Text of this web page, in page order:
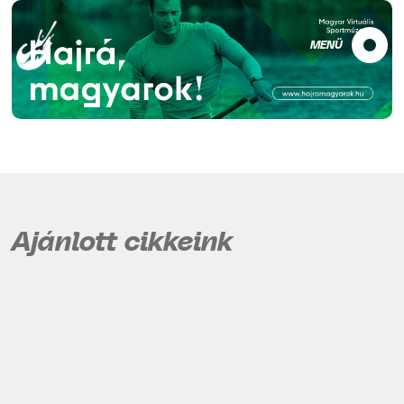
MENÜ
Ajánlott cikkeink